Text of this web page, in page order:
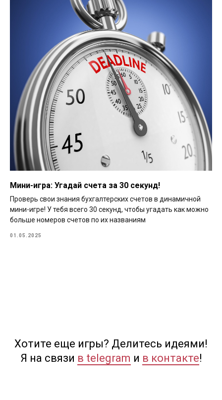
Мини-игра: Угадай счета за 30 секунд!
Проверь свои знания бухгалтерских счетов в динамичной
мини-игре! У тебя всего 30 секунд, чтобы угадать как можно
больше номеров счетов по их названиям
01.05.2025
Хотите еще игры? Делитесь идеями!
Я на связи в telegram и в контакте!